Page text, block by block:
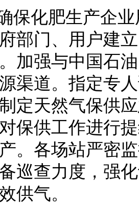
保化肥生产企
部门、用户建
加强与中国石
渠道。指定专
定天然气保供
保供工作进行
。各场站严密
巡查力度，强
供气。